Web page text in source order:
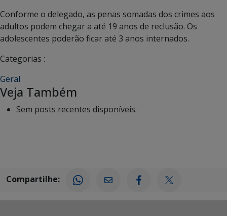
Conforme o delegado, as penas somadas dos crimes aos
adultos podem chegar a até 19 anos de reclusão. Os
adolescentes poderão ficar até 3 anos internados.
Categorias :
Geral
Veja Também
Sem posts recentes disponíveis.
Compartilhe: